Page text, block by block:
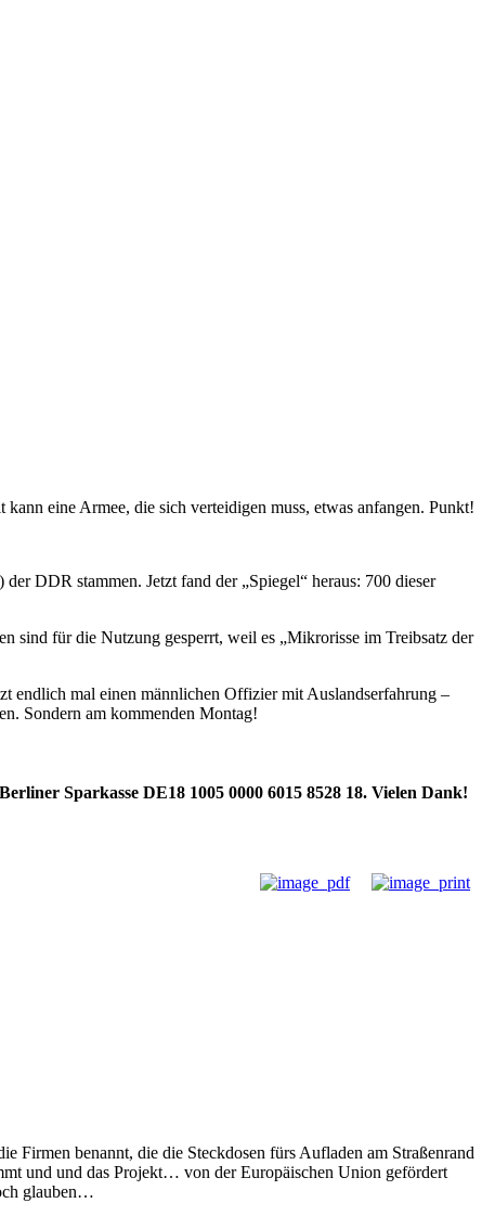
eine Armee, die sich verteidigen muss, etwas anfangen. Punkt!
DDR stammen. Jetzt fand der „Spiegel“ heraus: 700 dieser
sind für die Nutzung gesperrt, weil es „Mikrorisse im Treibsatz der
endlich mal einen männlichen Offizier mit Auslandserfahrung –
Sondern am kommenden Montag!
Sparkasse DE18 1005 0000 6015 8528 18. Vielen Dank!
Firmen benannt, die die Steckdosen fürs Aufladen am Straßenrand
und und das Projekt… von der Europäischen Union gefördert
glauben…